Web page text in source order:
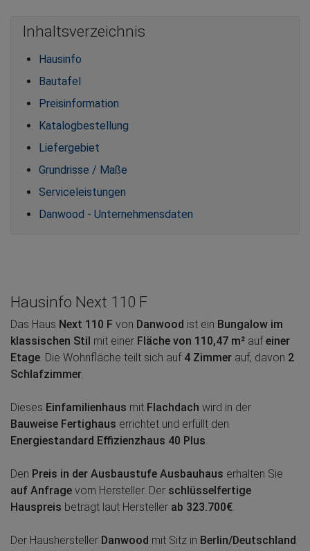
Inhaltsverzeichnis
Hausinfo
Bautafel
Preisinformation
Katalogbestellung
Liefergebiet
Grundrisse / Maße
Serviceleistungen
Danwood - Unternehmensdaten
Hausinfo Next 110 F
Das Haus Next 110 F von Danwood ist ein Bungalow im
klassischen Stil mit einer Fläche von 110,47 m² aufeiner
Etage . Die Wohnfläche teilt sich auf 4 Zimmer auf, davon 2
Schlafzimmer
Dieses Einfamilienhaus mit Flachdach wird in der
Bauweise Fertighaus errichtet und erfüllt den
Energiestandard Effizienzhaus 40 Plus
Den Preis in der Ausbaustufe Ausbauhaus erhalten Sie
auf Anfrage vom Hersteller. Der schlüsselfertige
Hauspreis beträgt laut Hersteller ab 323.700€
Der Haushersteller Danwood mit Sitz in Berlin/Deutschland